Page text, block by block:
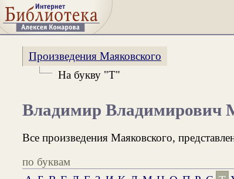
Произведения Маяковского
На букву "Т"
Владимир Владимирович
Все произведения Маяковского,
по буквам